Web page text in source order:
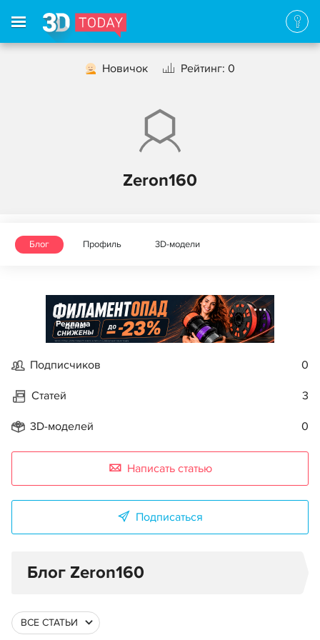
Новичок Рейтинг: 0
Zeron160
Блог Профиль 3D-модели
Реклама
Подписчиков 0
Статей 3
3D-моделей 0
Написать статью
Подписаться
Блог Zeron160
ВСЕ СТАТЬИ